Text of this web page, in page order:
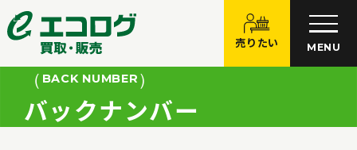
売りたい MENU
BACK NUMBER
バックナンバー